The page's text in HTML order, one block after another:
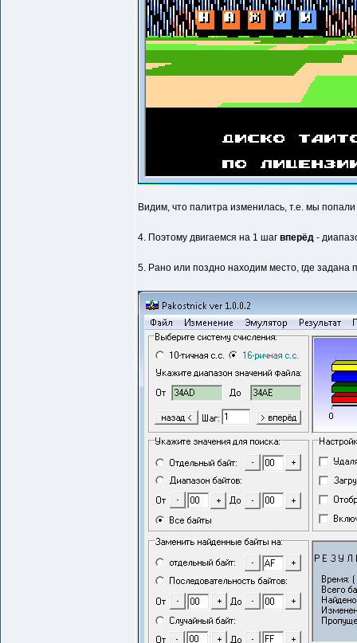
Видим, что палитра изменилась, т.е. мы
4. Поэтому двигаемся на 1 шаг вперёд -
5. Рано или поздно находим место, где задана